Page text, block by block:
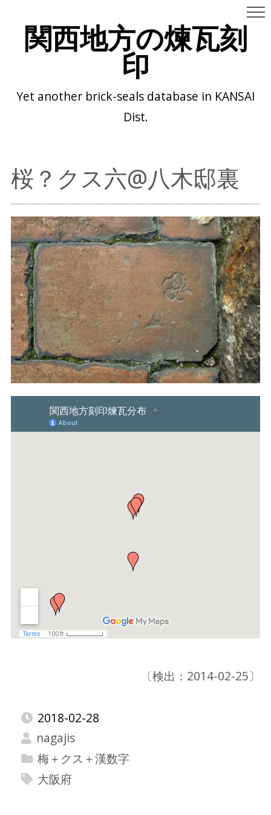
関西地方の煉瓦刻
印
Yet another brick-seals database in KANSAI
Dist.
桜？クス六@八木邸裏
〔検出：2014-02-25〕
2018-02-28
nagajis
梅＋クス＋漢数字
大阪府